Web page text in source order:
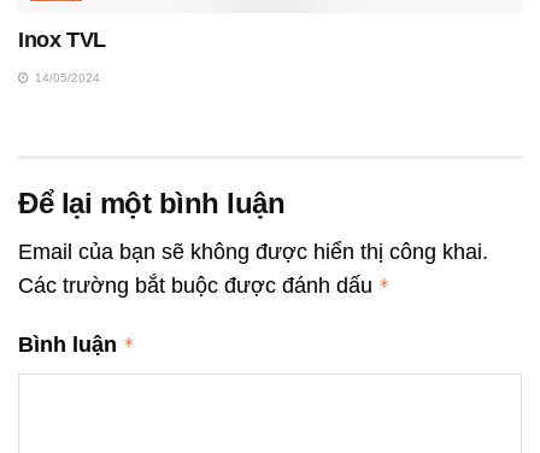
Inox TVL
14/05/2024
Để lại một bình luận
Email của bạn sẽ không được hiển thị công khai.
Các trường bắt buộc được đánh dấu *
Bình luận *